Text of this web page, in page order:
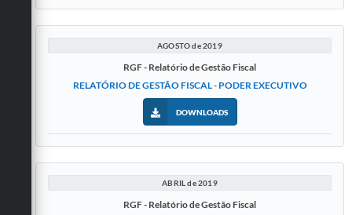
AGOSTO de 2019
RGF - Relatório de Gestão Fiscal
RELATÓRIO DE GESTÃO FISCAL - PODER EXECUTIVO
DOWNLOADS
ABRIL de 2019
RGF - Relatório de Gestão Fiscal